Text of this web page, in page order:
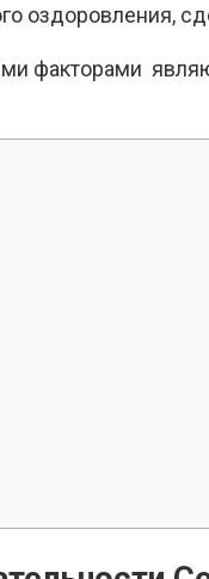
оздоровления,
факторами